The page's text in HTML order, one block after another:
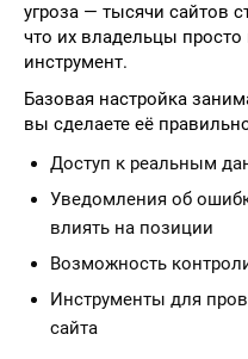
угроза — тысячи сайтов
что их владельцы просто
инструмент.
Базовая настройка
вы сделаете её
Доступ к реальным
Уведомления об
влиять на позиции
Возможность
Инструменты для
сайта